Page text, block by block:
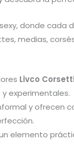
donde cada
medias,
Livco
experimentales.
y ofrecen
elemento